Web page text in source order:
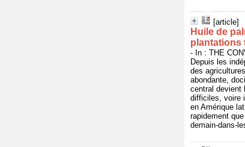
[article]
Huile de
plantations
- In : THE
Depuis les
des
abondante,
central devient
difficiles, voire
en Amérique
rapidement
demain-dans-